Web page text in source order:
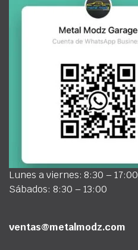
Lunes a viernes: 8:30 – 17:00
Sábados: 8:30 – 13:00
ventas@metalmodz.com